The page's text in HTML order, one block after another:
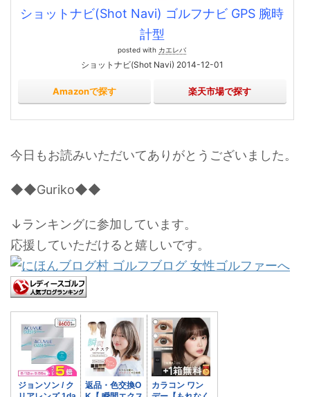
ショットナビ(Shot Navi) ゴルフナビ GPS 腕時
計型
posted with カエレバ
ショットナビ(Shot Navi) 2014-12-01
Amazonで探す 楽天市場で探す
今日もお読みいただいてありがとうございました。
◆◆Guriko◆◆
↓ランキングに参加しています。
応援していただけると嬉しいです。